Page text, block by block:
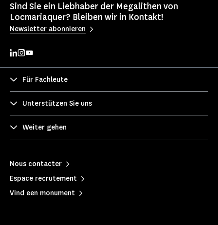
Sind Sie ein Liebhaber der Megalithen von
Locmariaquer? Bleiben wir in Kontakt!
Newsletter abonnieren
Für Fachleute
Unterstützen Sie uns
Weiter gehen
Nous contacter
Espace recrutement
Vind een monument